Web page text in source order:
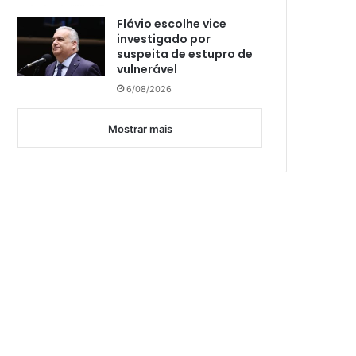
Flávio escolhe vice
investigado por
suspeita de estupro de
vulnerável
6/08/2026
Mostrar mais